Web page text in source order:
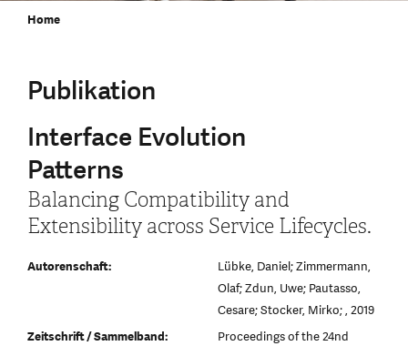
Home
Publikation
Interface Evolution
Patterns
Balancing Compatibility and
Extensibility across Service Lifecycles.
Autorenschaft:
Lübke, Daniel; Zimmermann,
Olaf; Zdun, Uwe; Pautasso,
Cesare; Stocker, Mirko; , 2019
Zeitschrift / Sammelband:
Proceedings of the 24nd